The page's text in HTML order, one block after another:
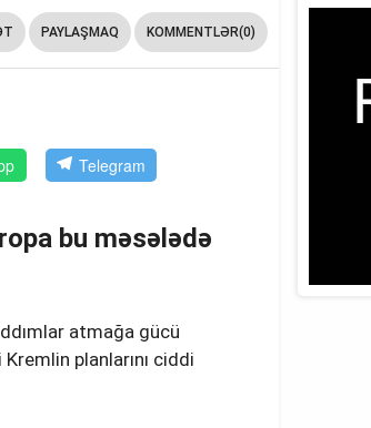
PAYLAŞMAQ KOMMENTLƏR(0)
Telegram
bu məsələdə
atmağa gücü
planlarını ciddi